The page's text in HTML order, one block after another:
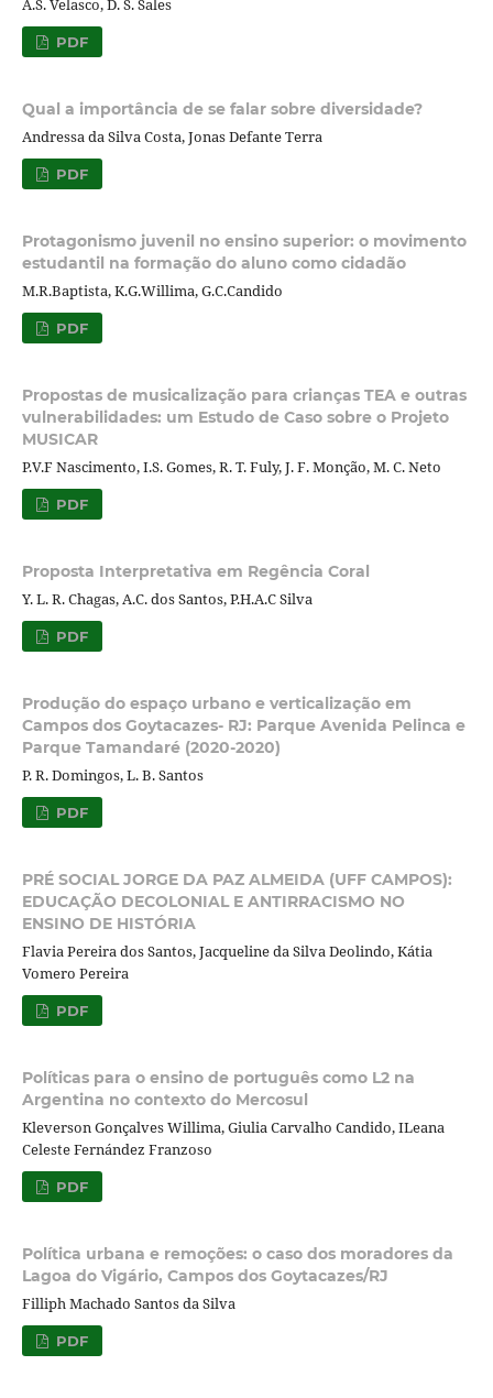
A.S. Velasco, D. S. Sales
PDF
Qual a importância de se falar sobre diversidade?
Andressa da Silva Costa, Jonas Defante Terra
PDF
Protagonismo juvenil no ensino superior: o movimento
estudantil na formação do aluno como cidadão
M.R.Baptista, K.G.Willima, G.C.Candido
PDF
Propostas de musicalização para crianças TEA e outras
vulnerabilidades: um Estudo de Caso sobre o Projeto
MUSICAR
P.V.F Nascimento, I.S. Gomes, R. T. Fuly, J. F. Monção, M. C. Neto
PDF
Proposta Interpretativa em Regência Coral
Y. L. R. Chagas, A.C. dos Santos, P.H.A.C Silva
PDF
Produção do espaço urbano e verticalização em
Campos dos Goytacazes- RJ: Parque Avenida Pelinca e
Parque Tamandaré (2020-2020)
P. R. Domingos, L. B. Santos
PDF
PRÉ SOCIAL JORGE DA PAZ ALMEIDA (UFF CAMPOS):
EDUCAÇÃO DECOLONIAL E ANTIRRACISMO NO
ENSINO DE HISTÓRIA
Flavia Pereira dos Santos, Jacqueline da Silva Deolindo, Kátia
Vomero Pereira
PDF
Políticas para o ensino de português como L2 na
Argentina no contexto do Mercosul
Kleverson Gonçalves Willima, Giulia Carvalho Candido, ILeana
Celeste Fernández Franzoso
PDF
Política urbana e remoções: o caso dos moradores da
Lagoa do Vigário, Campos dos Goytacazes/RJ
Filliph Machado Santos da Silva
PDF